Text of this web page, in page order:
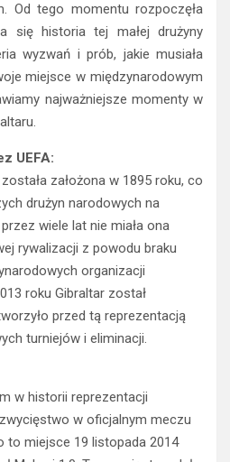
Od tego momentu rozpoczęła
się historia tej małej drużyny
wyzwań i prób, jakie musiała
miejsce w międzynarodowym
najważniejsze momenty w
UEFA:
założona w 1895 roku, co
drużyn narodowych na
wiele lat nie miała ona
rywalizacji z powodu braku
organizacji
roku Gibraltar został
przed tą reprezentacją
turniejów i eliminacji.
w historii reprezentacji
w oficjalnym meczu
to miejsce 19 listopada 2014